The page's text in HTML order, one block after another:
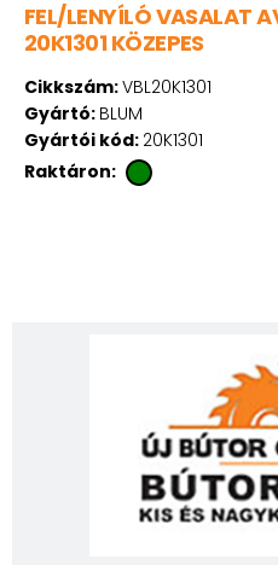
FEL/LENYÍLÓ VASALAT
20K1301 KÖZEPES
Cikkszám:VBL20K1301
Gyártó: BLUM
Gyártói kód: 20K1301
Raktáron: